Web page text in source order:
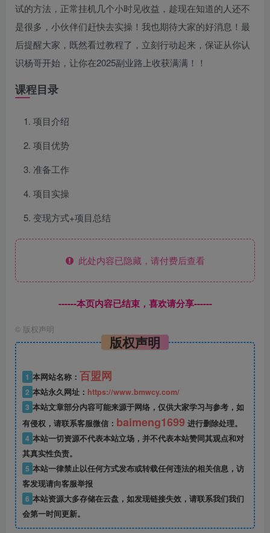
试的方法，正常挂机几个小时见收益，趁现在知道的人还不
是很多，小伙伴们赶快去实操！我也期待大家的好消息！最
后提醒大家，既然看过教程了，立刻行动起来，保证从你认
识杨哥开始，让你在2025副业路上收获满满！！
课程目录
项目介绍
项目优势
准备工作
项目实操
变现方式+项目总结
此处内容已隐藏，请付费后查看
------本页内容已结束，喜欢请分享------
© 版权声明
版权声明
1 本网站名称： 百盟网
2 本站永久网址： https://www.bmwcy.com/
3 本站文章部分内容可能来源于网络，仅供大家学习与参考，如
有侵权，请联系客服微信： baimeng1699 进行删除处理。
4 本站一切资源不代表本站立场，并不代表本站赞同其观点和对
其真实性负责。
5 本站一律禁止以任何方式发布或转载任何违法的相关信息，访
客发现请向客服举报
6 本站资源大多存储在云盘，如发现链接失效，请联系我们我们
会第一时间更新。